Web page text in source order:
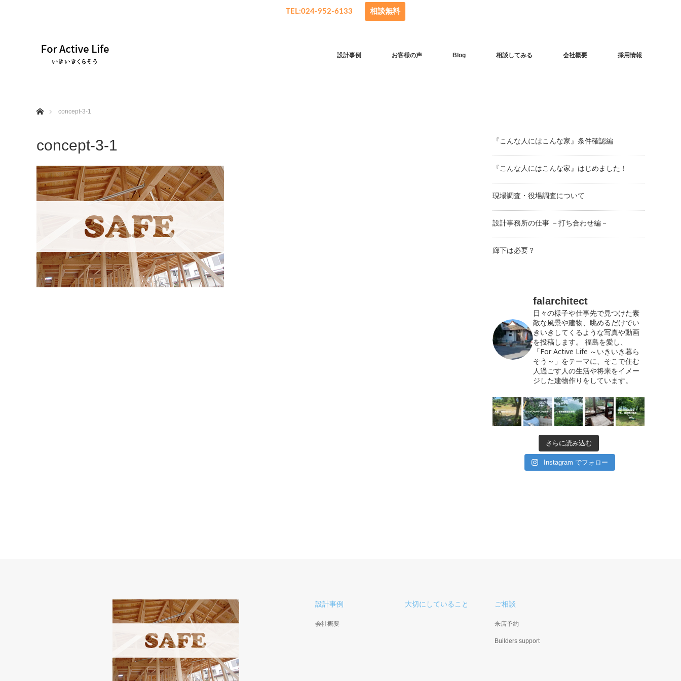
TEL:024-952-6133 相談無料
設計事例 お客様の声 Blog 相談してみる 会社概要 採用情報
concept-3-1
concept-3-1 『こんな人にはこんな家』条件確認編
『こんな人にはこんな家』はじめました！
現場調査・役場調査について
設計事務所の仕事 －打ち合わせ編－
廊下は必要？
falarchitect
日々の様子や仕事先で見つけた素
敵な風景や建物、眺めるだけでい
きいきしてくるような写真や動画
を投稿します。
福島を愛し、
「For Active Life ～いきいき暮ら
そう～」をテーマに、そこで住む
人過ごす人の生活や将来をイメー
ジした建物作りをしています。
さらに読み込む
Instagram でフォロー
設計事例
会社概要
大切にしていること ご相談
来店予約
Builders support